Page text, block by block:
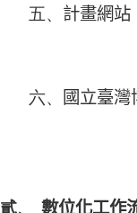
五、 計畫網站
六、 國立臺
貳、 數位化工作